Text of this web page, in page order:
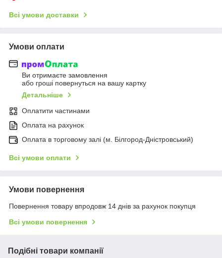
Всі умови доставки
Умови оплати
Ви отримаєте замовлення
або гроші повернуться на вашу картку
Детальніше
Оплатити частинами
Оплата на рахунок
Оплата в торговому залі (м. Білгород-Дністровський)
Всі умови оплати
Умови повернення
Повернення товару впродовж 14 днів за рахунок покупця
Всі умови повернення
Подібні товари компанії